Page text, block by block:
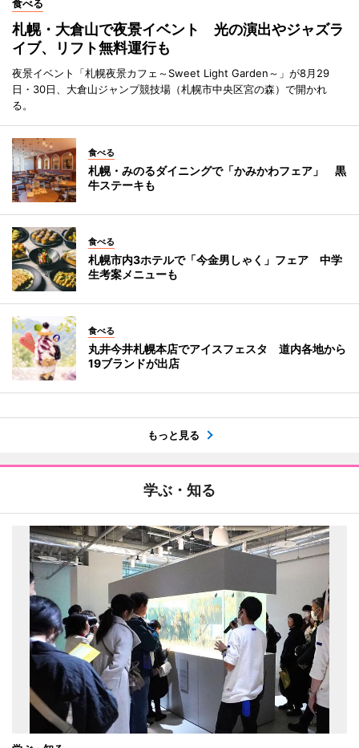
食べる
札幌・大倉山で夜景イベント 光の演出やジャズラ
イブ、リフト無料運行も
夜景イベント「札幌夜景カフェ～Sweet Light Garden～」が8月29
日・30日、大倉山ジャンプ競技場（札幌市中央区宮の森）で開かれ
る。
食べる
札幌・みのるダイニングで「かみかわフェア」 黒
牛ステーキも
食べる
札幌市内3ホテルで「今金男しゃく」フェア 中学
生考案メニューも
食べる
丸井今井札幌本店でアイスフェスタ 道内各地から
19ブランドが出店
もっと見る
学ぶ・知る